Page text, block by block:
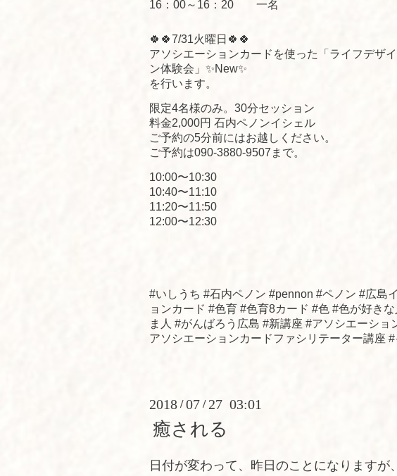
16：00～16：20 一名
🍀🍀7/31火曜日🍀🍀
アソシエーションカードを使った「ライフデザ
ン体験会」✨New✨
を行います。
限定4名様のみ。30分セッション
料金2,000円 石内ペノンイシェル
ご予約の5分前にはお越しください。
ご予約は090-3880-9507まで。
10:00〜10:30
10:40〜11:10
11:20〜11:50
12:00〜12:30
#いしうち #石内ペノン #pennon #ペノン #広島
ョンカード #色育 #色育8カード #色 #色が好き
ま人 #がんばろう広島 #新講座 #アソシエーシ
アソシエーションカードファシリテーター講座
2018 /07 / 27 03:01
癒される
日付が変わって、昨日のことになりますが